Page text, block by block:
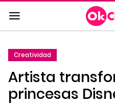
Saltar
al
contenido
a
la
navegación
Creatividad
Artista
princesas